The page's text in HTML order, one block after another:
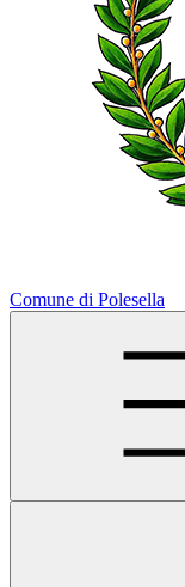
Comune di Polesella